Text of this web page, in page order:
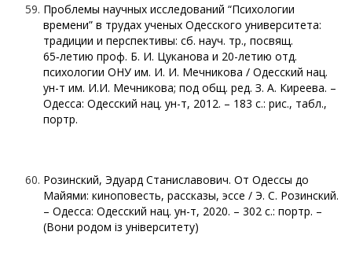
Проблемы научных исследований “Психологии
времени” в трудах ученых Одесского университета:
традиции и перспективы: сб. науч. тр., посвящ.
65‑летию проф. Б. И. Цуканова и 20-летию отд.
психологии ОНУ им. И. И. Мечникова / Одесский нац.
ун-т им. И.И. Мечникова; под общ. ред. З. А. Киреева. –
Одесса: Одесский нац. ун-т, 2012. – 183 с.: рис., табл.,
портр.
Розинский, Эдуард Станиславович. От Одессы до
Майями: киноповесть, рассказы, эссе / Э. С. Розинский.
– Одесса: Одесский нац. ун-т, 2020. – 302 с.: портр. –
(Вони родом із університету)